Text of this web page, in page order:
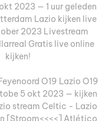
2023 — 1 uur geleden
Lazio kijken live
2023 Livestream
Gratis live online
kijken!
O19 Lazio O19
5 okt 2023 — kijken
stream Celtic - Lazio
[Stroom<<<<] Atlético